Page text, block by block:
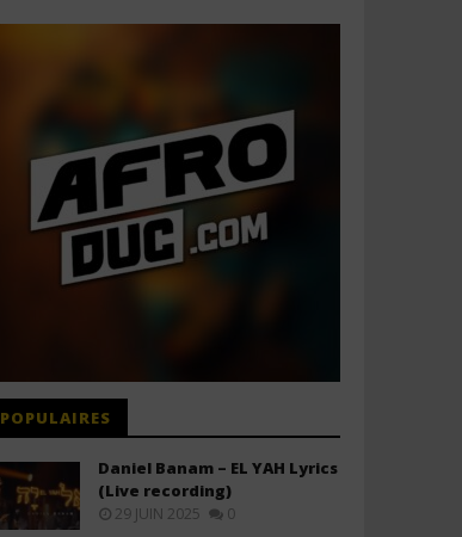
POPULAIRES
Daniel Banam – EL YAH Lyrics
(Live recording)
29 JUIN 2025 0